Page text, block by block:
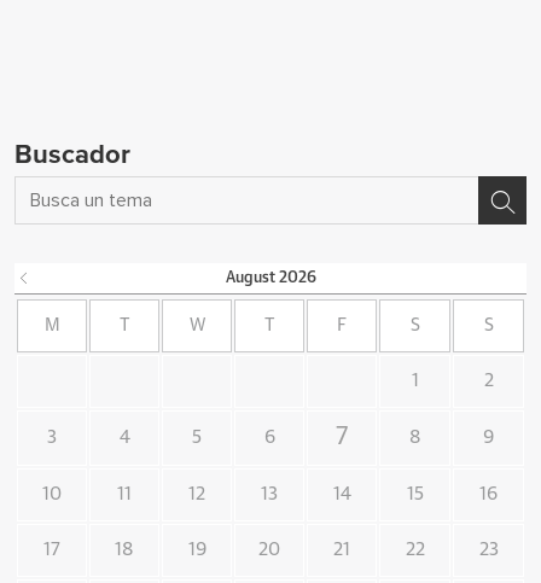
Buscador
August 2026
M W F S S
1 2
3 4 5 6 7 8 9
10 11 12 13 14 15 16
17 18 19 20 21 22 23